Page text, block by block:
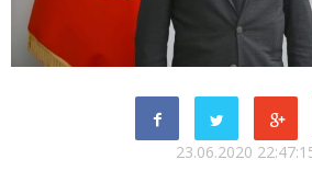
23.06.2020